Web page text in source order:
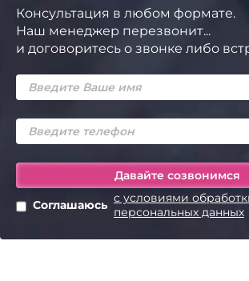
Консультация в любом формате.
Наш менеджер перезвонит...
и договоритесь о звонке либо
Соглашаюсь с условиями
персональных данных